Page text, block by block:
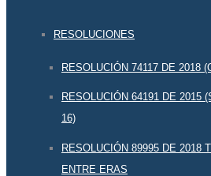
RESOLUCIONES
RESOLUCIÓN 74117 DE 2018
RESOLUCIÓN 64191 DE 2015
16)
RESOLUCIÓN 89995 DE 2018
ENTRE ERAS